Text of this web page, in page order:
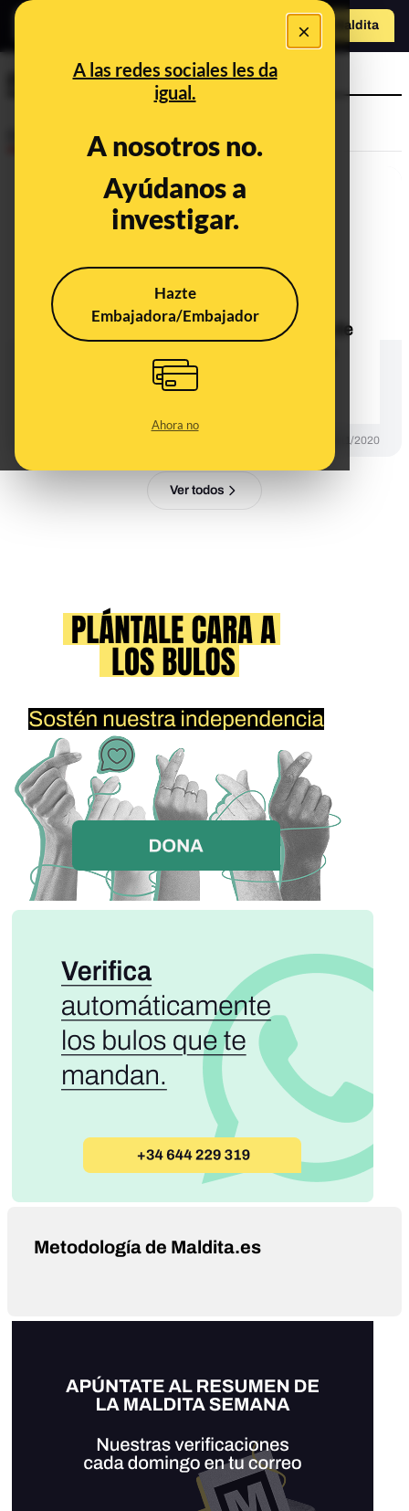
×
A las redes sociales les da
igual.
A nosotros no.
Ayúdanos a
investigar.
Hazte
Embajadora/Embajador
Ahora no
Hazte Maldita
pabellón
No, no se están haciendo pruebas de
que quiera hacérsela' en Motril
(Granada) a fecha de 24/11/2020
24/11/2020
Ver todos
Metodología de Maldita.es